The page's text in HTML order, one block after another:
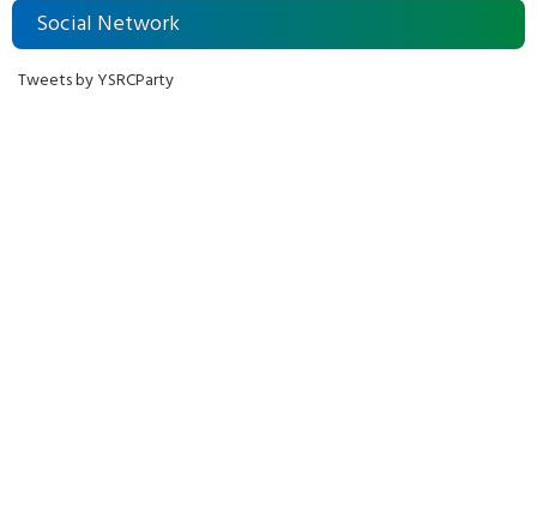
Social Network
Tweets by YSRCParty